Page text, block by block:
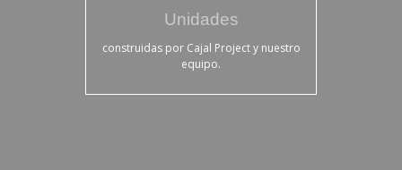
Unidades
construidas por Cajal Project y nuestro
equipo.